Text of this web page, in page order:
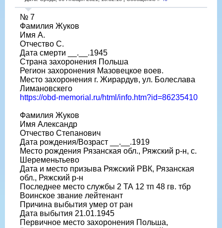
№ 7
Фамилия Жуков
Имя А.
Отчество С.
Дата смерти __.__.1945
Страна захоронения Польша
Регион захоронения Мазовецкое воев.
Место захоронения г. Жирардув, ул. Болеслава
Лимановскего
https://obd-memorial.ru/html/info.htm?id=86235410
Фамилия Жуков
Имя Александр
Отчество Степанович
Дата рождения/Возраст __.__.1919
Место рождения Рязанская обл., Ряжский р-н, с.
Шеременьтьево
Дата и место призыва Ряжский РВК, Рязанская
обл., Ряжский р-н
Последнее место службы 2 ТА 12 тп 48 гв. тбр
Воинское звание лейтенант
Причина выбытия умер от ран
Дата выбытия 21.01.1945
Первичное место захоронения Польша,